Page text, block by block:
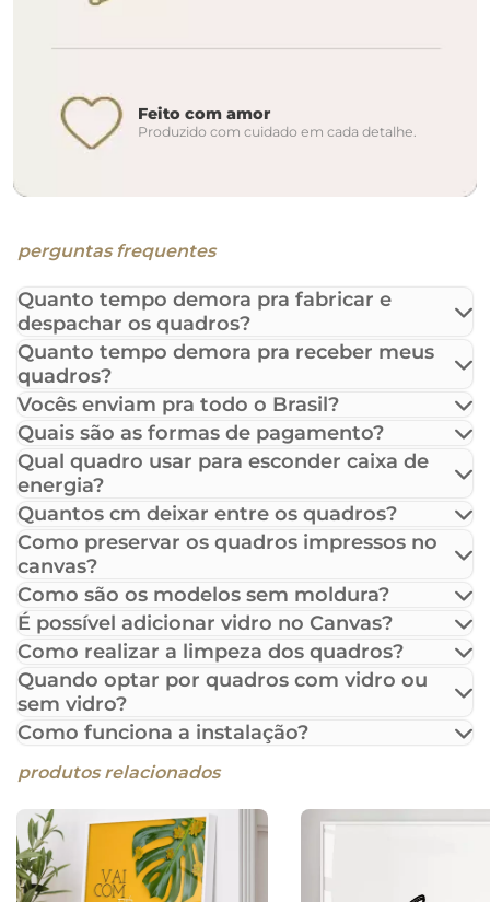
Feito com amor
Produzido com cuidado em cada detalhe.
perguntas frequentes
Quanto tempo demora pra fabricar e
despachar os quadros?
Quanto tempo demora pra receber meus
quadros?
Vocês enviam pra todo o Brasil?
Quais são as formas de pagamento?
Qual quadro usar para esconder caixa de
energia?
Quantos cm deixar entre os quadros?
Como preservar os quadros impressos no
canvas?
Como são os modelos sem moldura?
É possível adicionar vidro no Canvas?
Como realizar a limpeza dos quadros?
Quando optar por quadros com vidro ou
sem vidro?
Como funciona a instalação?
produtos relacionados